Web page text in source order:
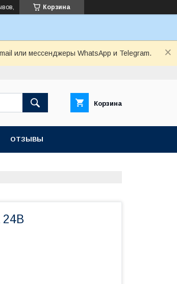
Корзина
или мессенджеры WhatsApp и Telegram.
Корзина
ОТЗЫВЫ
24В